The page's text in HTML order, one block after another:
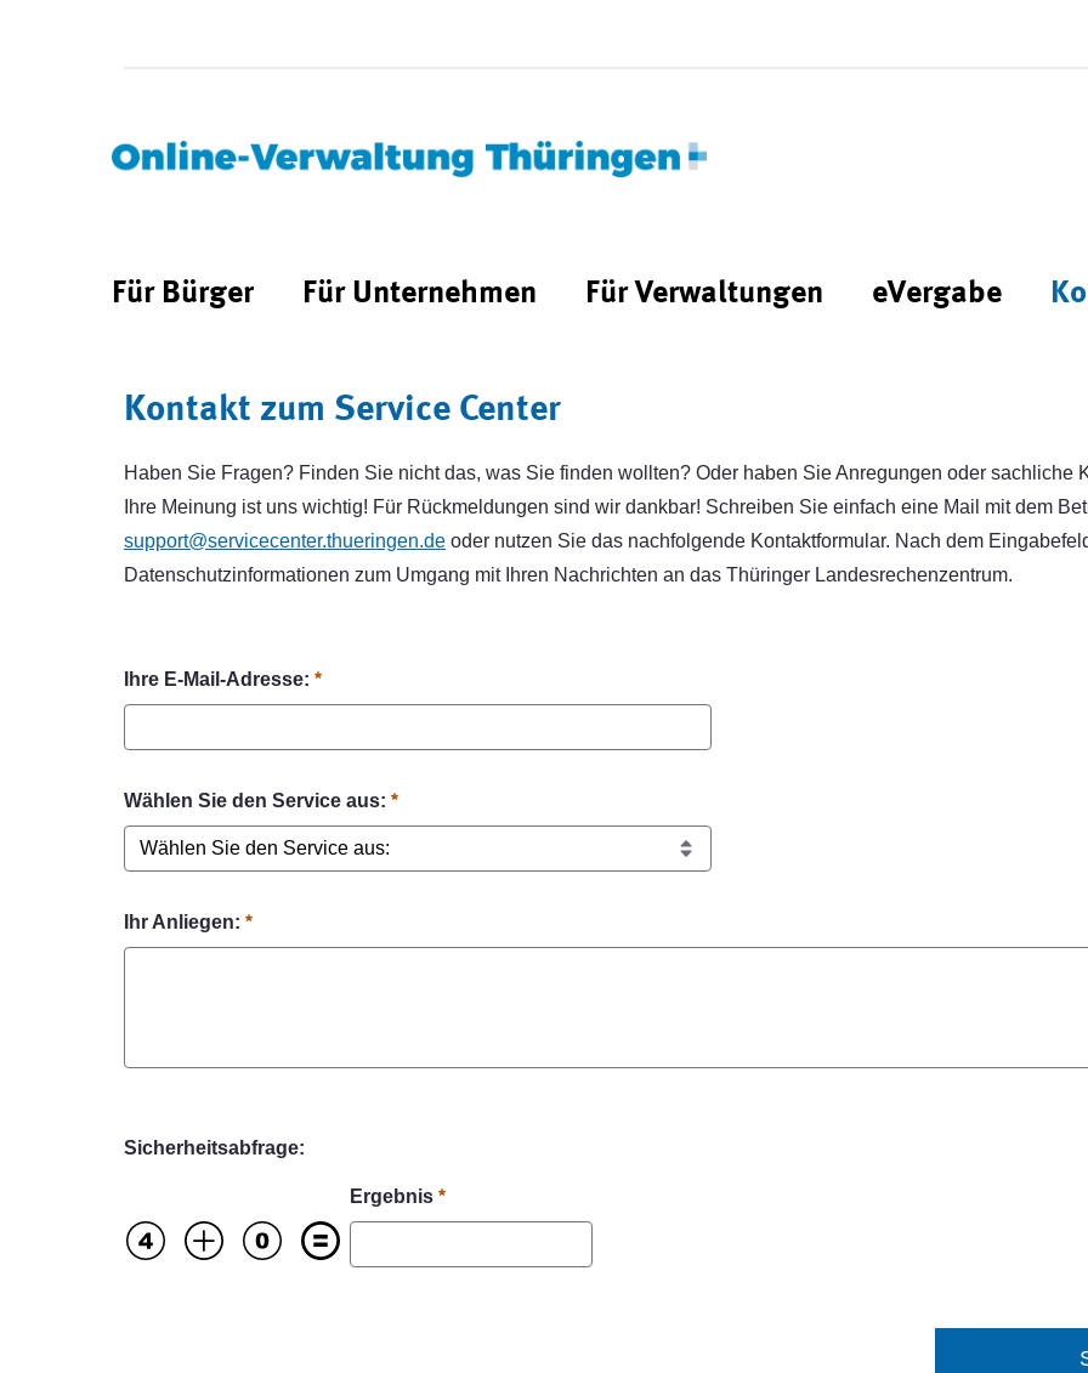
Für Bürger Für Unternehmen Für Verwaltungen eVergabe
Kontakt zum Service Center
Haben Sie Fragen? Finden Sie nicht das, was Sie finden wollten? Oder haben Sie Anregungen oder sachliche
Ihre Meinung ist uns wichtig! Für Rückmeldungen sind wir dankbar! Schreiben Sie einfach eine Mail mit dem
support@servicecenter.thueringen.de oder nutzen Sie das nachfolgende Kontaktformular. Nach dem
Datenschutzinformationen zum Umgang mit Ihren Nachrichten an das Thüringer Landesrechenzentrum.
Ihre E-Mail-Adresse:
Wählen Sie den Service aus:
Ihr Anliegen:
Sicherheitsabfrage:
Ergebnis